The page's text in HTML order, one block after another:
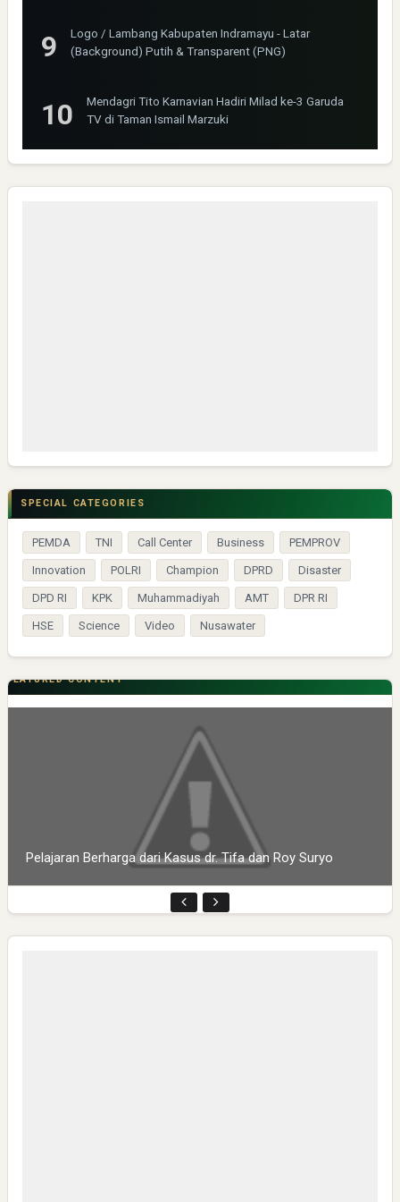
Logo / Lambang Kabupaten Indramayu - Latar
(Background) Putih & Transparent (PNG)
Mendagri Tito Karnavian Hadiri Milad ke-3 Garuda
TV di Taman Ismail Marzuki
SPECIAL CATEGORIES
PEMDA TNI Call Center Business PEMPROV
Innovation POLRI Champion DPRD Disaster
DPD RI KPK Muhammadiyah AMT DPR RI
HSE Science Video Nusawater
FEATURED CONTENT
Pelajaran Berharga dari Kasus dr. Tifa dan Roy Suryo